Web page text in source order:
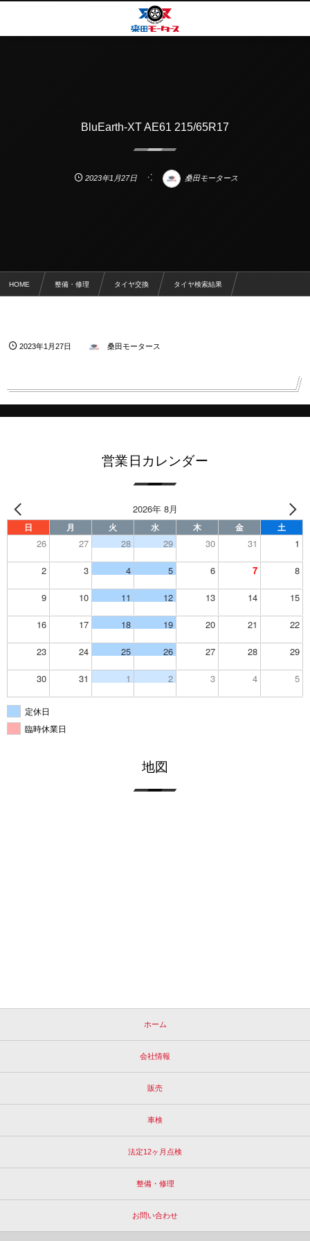
BluEarth-XT AE61 215/65R17
2023年1月27日 桑田モータース
HOME 整備・修理 タイヤ交換 タイヤ検索結果
2023年1月27日 桑田モータース
営業日カレンダー
2026年 8月
日 月 火 水 木 金 土
26 27 28 29 30 31 1
2 3 4 5 6 7 8
9 10 11 12 13 14 15
16 17 18 19 20 21 22
23 24 25 26 27 28 29
30 31 1 2 3 4 5
定休日
臨時休業日
地図
ホーム
会社情報
販売
車検
法定12ヶ月点検
整備・修理
お問い合わせ